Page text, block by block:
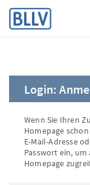
Login:
Wenn Sie Ihren
Homepage
E-Mail-Adresse
Passwort ein, um
Homepage